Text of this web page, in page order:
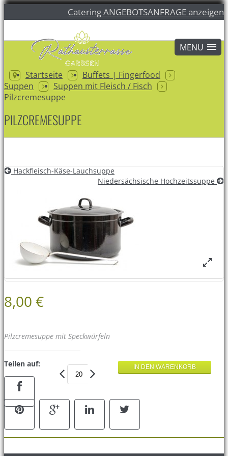
Catering ANGEBOTSANFRAGE anzeigen
Startseite
Buffets | Fingerfood
Suppen
Suppen mit Fleisch / Fisch
Pilzcremesuppe
PILZCREMESUPPE
Hackfleisch-Käse-Lauchsuppe
Niedersächsische Hochzeitssuppe
8,00 €
Pilzcremesuppe mit Speckwürfeln
Teilen auf: